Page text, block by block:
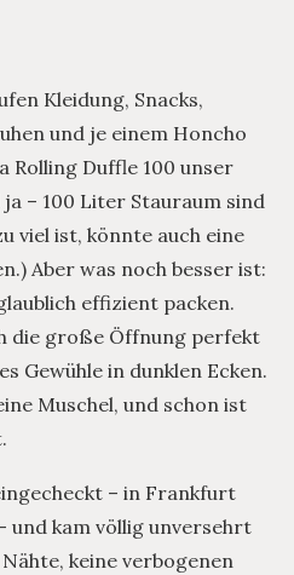
Kleidung, Snacks,
und je einem Honcho
Rolling Duffle 100 unser
– 100 Liter Stauraum sind
viel ist, könnte auch eine
Aber was noch besser ist:
effizient packen.
die große Öffnung perfekt
Gewühle in dunklen Ecken.
Muschel, und schon ist
– in Frankfurt
und kam völlig unversehrt
keine verbogenen